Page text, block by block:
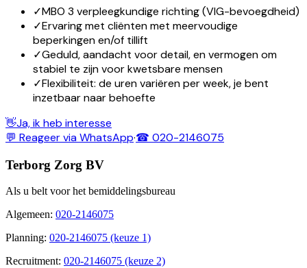
✓MBO 3 verpleegkundige richting (VIG-bevoegdheid)
✓Ervaring met cliënten met meervoudige
beperkingen en/of tillift
✓Geduld, aandacht voor detail, en vermogen om
stabiel te zijn voor kwetsbare mensen
✓Flexibiliteit: de uren variëren per week, je bent
inzetbaar naar behoefte
👋Ja, ik heb interesse
💬 Reageer via WhatsApp·☎ 020-2146075
Terborg Zorg BV
Als u belt voor het bemiddelingsbureau
Algemeen: 020-2146075
Planning: 020-2146075 (keuze 1)
Recruitment: 020-2146075 (keuze 2)